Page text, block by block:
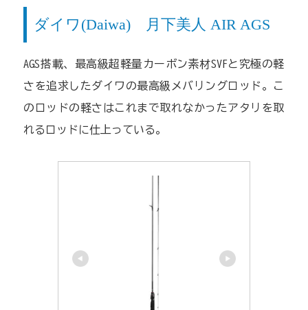
ダイワ(Daiwa) 月下美人 AIR AGS
AGS搭載、最高級超軽量カーボン素材SVFと究極の軽
さを追求したダイワの最高級メバリングロッド。こ
のロッドの軽さはこれまで取れなかったアタリを取
れるロッドに仕上っている。